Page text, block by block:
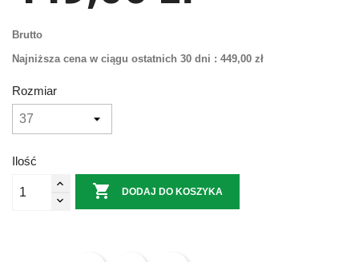
Brutto
Najniższa cena w ciągu ostatnich 30 dni : 449,00 zł
Rozmiar
Ilość
 DODAJ DO KOSZYKA